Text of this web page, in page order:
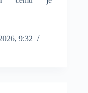
9:32